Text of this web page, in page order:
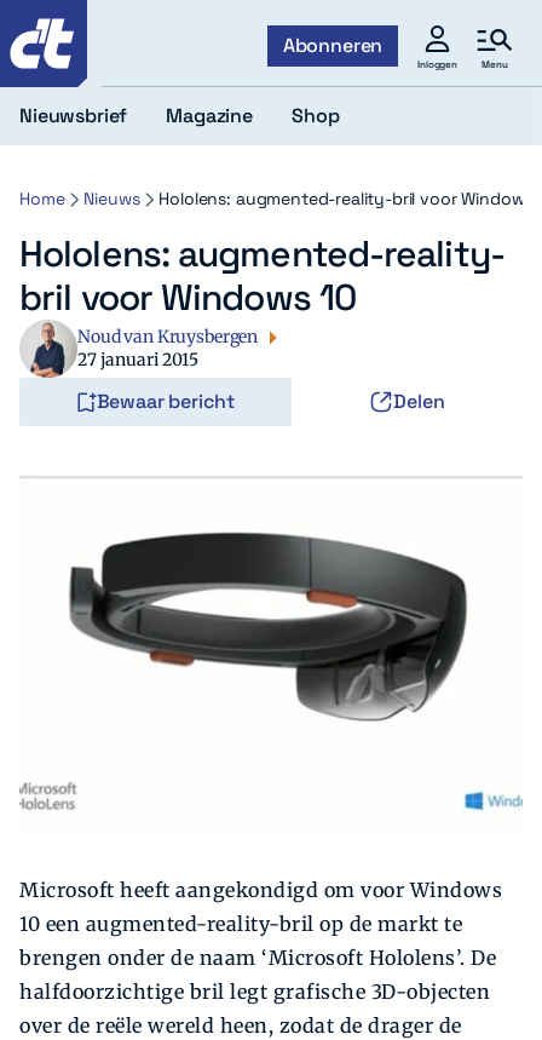
Abonneren
Inloggen Menu
Nieuwsbrief Magazine Shop
Home Nieuws Hololens: augmented-reality-bril voor Windows
Hololens: augmented-reality-
bril voor Windows 10
Noud van Kruysbergen
27 januari 2015
Bewaar bericht Delen
Microsoft heeft aangekondigd om voor Windows
10 een augmented-reality-bril op de markt te
brengen onder de naam ‘Microsoft Hololens’. De
halfdoorzichtige bril legt grafische 3D-objecten
over de reële wereld heen, zodat de drager de